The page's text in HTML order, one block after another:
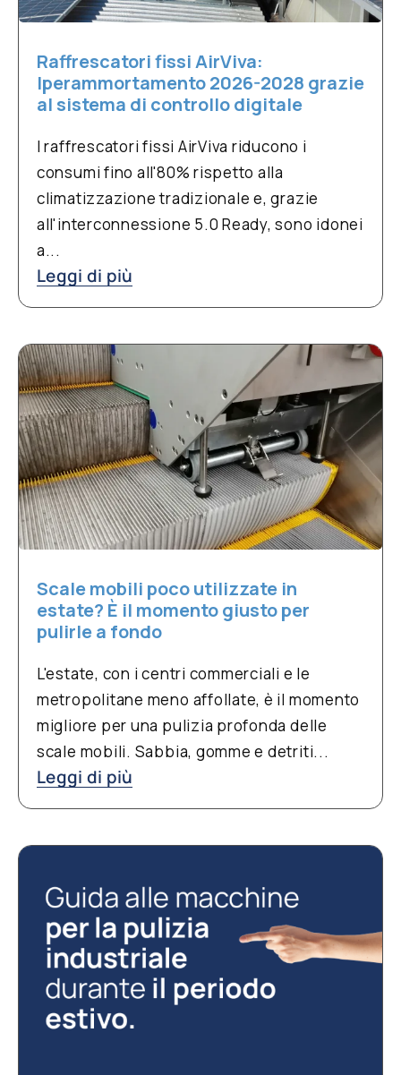
Raffrescatori fissi AirViva:
Iperammortamento 2026-2028 grazie
al sistema di controllo digitale
I raffrescatori fissi AirViva riducono i
consumi fino all'80% rispetto alla
climatizzazione tradizionale e, grazie
all'interconnessione 5.0 Ready, sono idonei
a...
Leggi di più
Scale mobili poco utilizzate in
estate? È il momento giusto per
pulirle a fondo
L'estate, con i centri commerciali e le
metropolitane meno affollate, è il momento
migliore per una pulizia profonda delle
scale mobili. Sabbia, gomme e detriti...
Leggi di più